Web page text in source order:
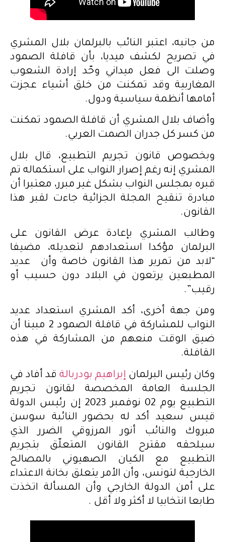
من جانبه، اعتبر النائب بالبرلمان بلال المشري
في تصريح لكشف ميديا، بأن قافلة الصمود
وصلت الى فعل ميداني وحّد إرادة الشعوب
المغاربية وقد تمكنت من خلق أشياء عجزت
أمامها أنظمة سياسية ودول.
وأضاف بلال المشري أن قافلة الصمود تمكنت
من كسر كل جدران الصمت العربي.
وبخصوص قانون تجريم التطبيع، قال بلال
المشري إنه رغم إصرار النواب على استكماله تم
قبره بمجلس النواب بشكل غير مبرر، معتبرا أن
مبادرة تنقيح المجلة الجزائية جاءت لقبر هذا
القانون.
وطالب المشري بإعادة عرض القانون على
البرلمان مؤكدا استعدادهم لتعديله، مضيفا
“لابد من تمرير هذا القانون خاصة وأن عديد
المطبعين يرتعون في البلاد دون حسيب أو
رقيب”.
ومن جهة أخرى، أكد المشري استعداد عديد
النواب للمشاركة في قافلة الصمود 2 مبينا أن
ضيق الوقت منعهم من المشاركة في هذه
القافلة.
وكان رئيس البرلمان إبراهيم بودربالة قد أفاد في
الجلسة العامة المخصصة لقانون تجريم
التطبيع يوم 02 نوفمبر 2023 إن رئيس الدولة
قيس سعيد أكد له بحضور النائبة سوسن
مبروك والنائب أنور المرزوقي الضرر الذي
سيلحقه مقترح القانون المتعلّق بتجريم
التطبيع مع الكيان الصهيوني بالمصالح
الخارجية لتونس، وأن الأمر يتعلق بخانة الاعتداء
على أمن الدولة الخارجي وأن المسألة اتخذت
طابعا انتخابيا لا أكثر ولا أقل .